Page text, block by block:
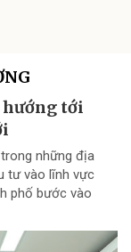
tới
những địa
tư vào lĩnh vực
phố bước vào